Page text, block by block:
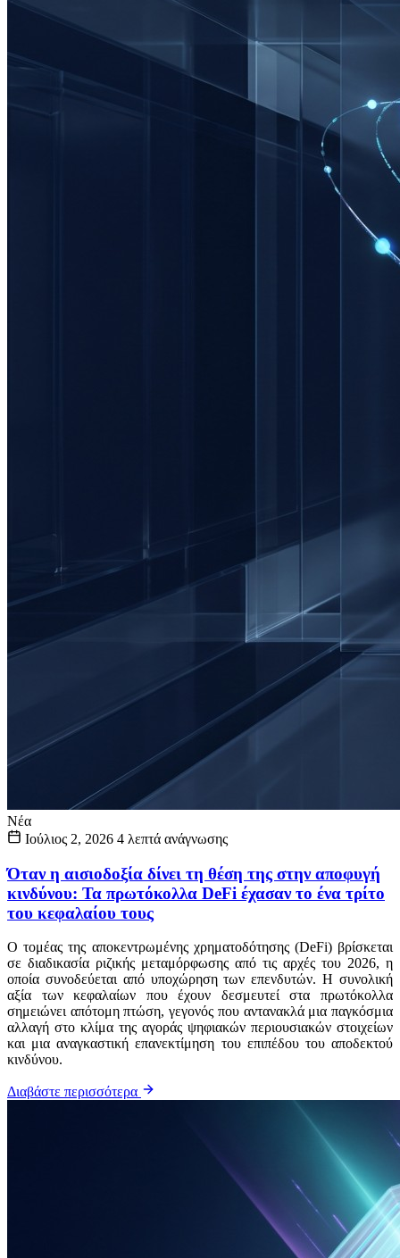
Νέα
Ιούλιος 2, 2026 4 λεπτά ανάγνωσης
Όταν η αισιοδοξία δίνει τη θέση της στην αποφυγή
κινδύνου: Τα πρωτόκολλα DeFi έχασαν το ένα τρίτο
του κεφαλαίου τους
Ο τομέας της αποκεντρωμένης χρηματοδότησης (DeFi) βρίσκεται
σε διαδικασία ριζικής μεταμόρφωσης από τις αρχές του 2026, η
οποία συνοδεύεται από υποχώρηση των επενδυτών. Η συνολική
αξία των κεφαλαίων που έχουν δεσμευτεί στα πρωτόκολλα
σημειώνει απότομη πτώση, γεγονός που αντανακλά μια παγκόσμια
αλλαγή στο κλίμα της αγοράς ψηφιακών περιουσιακών στοιχείων
και μια αναγκαστική επανεκτίμηση του επιπέδου του αποδεκτού
κινδύνου.
Διαβάστε περισσότερα